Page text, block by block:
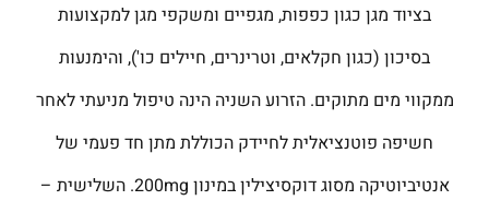
בציוד מגן כגון כפפות, מגפיים ומשקפי מגן למקצועות
בסיכון (כגון חקלאים, וטרינרים, חיילים כו'), והימנעות
ממקווי מים מתוקים. הזרוע השניה הינה טיפול מניעתי לאחר
חשיפה פוטנציאלית לחיידק הכוללת מתן חד פעמי של
אנטיביוטיקה מסוג דוקסיצילין במינון 200mg. השלישית –